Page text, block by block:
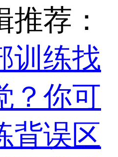
荐：
训练找
？你可
背误区